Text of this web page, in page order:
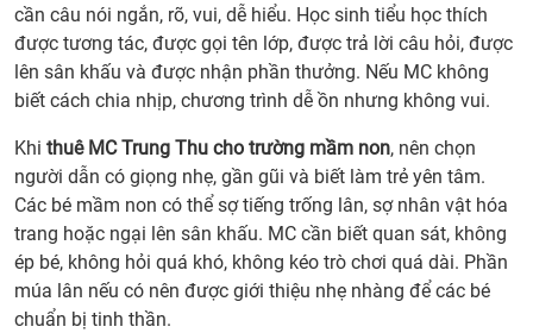
cần câu nói ngắn, rõ, vui, dễ hiểu. Học sinh tiểu học thích
được tương tác, được gọi tên lớp, được trả lời câu hỏi, được
lên sân khấu và được nhận phần thưởng. Nếu MC không
biết cách chia nhịp, chương trình dễ ồn nhưng không vui.
Khi thuê MC Trung Thu cho trường mầm non, nên chọn
người dẫn có giọng nhẹ, gần gũi và biết làm trẻ yên tâm.
Các bé mầm non có thể sợ tiếng trống lân, sợ nhân vật hóa
trang hoặc ngại lên sân khấu. MC cần biết quan sát, không
ép bé, không hỏi quá khó, không kéo trò chơi quá dài. Phần
múa lân nếu có nên được giới thiệu nhẹ nhàng để các bé
chuẩn bị tinh thần.